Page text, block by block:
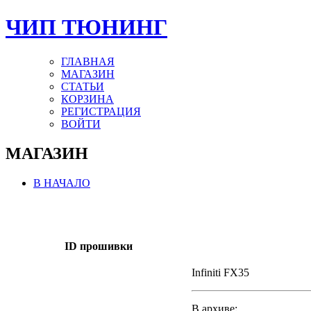
ЧИП ТЮНИНГ
ГЛАВНАЯ
МАГАЗИН
СТАТЬИ
КОРЗИНА
РЕГИСТРАЦИЯ
ВОЙТИ
МАГАЗИН
В НАЧАЛО
ID прошивки
Infiniti FX35
В архиве: